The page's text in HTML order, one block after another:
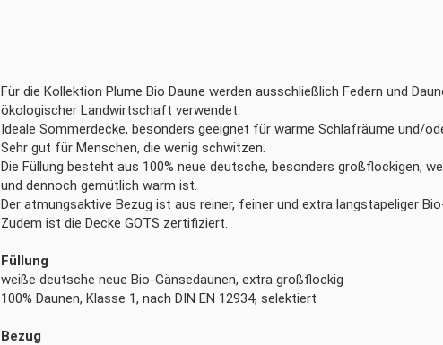
Für die Kollektion Plume Bio Daune werden ausschließlich Federn und
ökologischer Landwirtschaft verwendet.
Idea­le Som­mer­de­cke, be­son­ders ge­eig­net für war­me Schlaf­räu­me und/
Sehr gut für Men­schen, die we­nig schwit­zen.
Die Fül­lung be­steht aus 100% neue deut­sche, be­son­ders groß­flo­cki­gen,
und den­noch ge­müt­lich warm ist.
Der at­mungs­ak­ti­ve Be­zug ist aus rei­ner, fei­ner und ex­tra lang­sta­pe­li­ger
Zu­dem ist die De­cke GOTS zer­ti­fi­ziert.
Füllung
weiße deutsche neue Bio-Gänsedaunen, extra großflockig
100% Daunen, Klasse 1, nach DIN EN 12934, selektiert
Bezug